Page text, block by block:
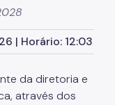
| Horário: 12:03
da diretoria e
através dos